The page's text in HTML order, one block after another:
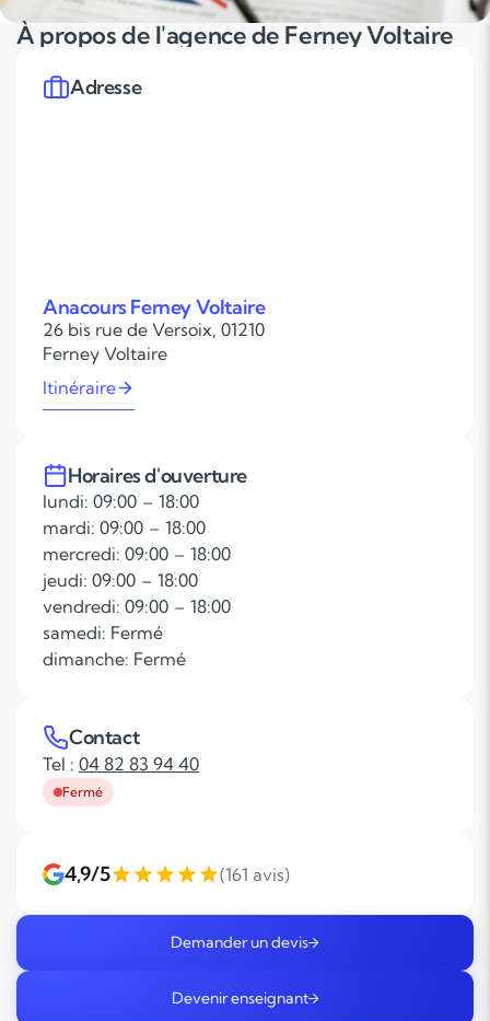
À propos de l'agence de Ferney Voltaire
Adresse
Anacours Ferney Voltaire
26 bis rue de Versoix, 01210
Ferney Voltaire
Itinéraire
Horaires d'ouverture
lundi: 09:00 – 18:00
mardi: 09:00 – 18:00
mercredi: 09:00 – 18:00
jeudi: 09:00 – 18:00
vendredi: 09:00 – 18:00
samedi: Fermé
dimanche: Fermé
Contact
Tel : 04 82 83 94 40
Fermé
4,9/5 (161 avis)
Demander un devis
Devenir enseignant